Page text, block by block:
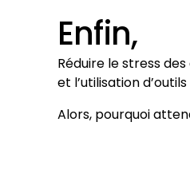
Enfin,
Réduire le stress
et l’utilisation
Alors, pourquoi